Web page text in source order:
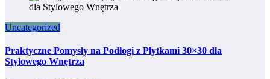
Uncategorized
Praktyczne Pomysły na Podłogi z Płytkami 30×30 dla
Stylowego Wnętrza